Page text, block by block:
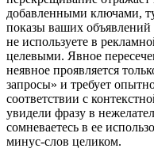
добавленными ключами,
показы ваших
не используете в
целевыми. Явное
неявное проявляется
запросы» и требует
соответствии с
увидели фразу в
сомневаетесь в ее
минус-слов целиком.